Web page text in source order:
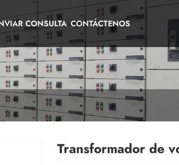
CONSULTA CONTÁCTENOS
Transformador de